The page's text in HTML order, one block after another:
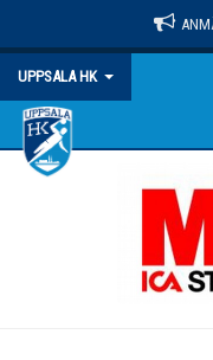
UPPSALA HK
HEM